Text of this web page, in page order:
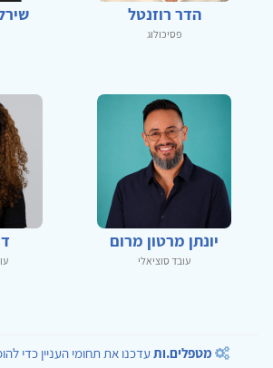
הדר רוזנטל
פסיכולוג
יונתן מרטון מרום
עובד סוציאלי
מטפלים.ותעדכנו את תחומי העניין כדי